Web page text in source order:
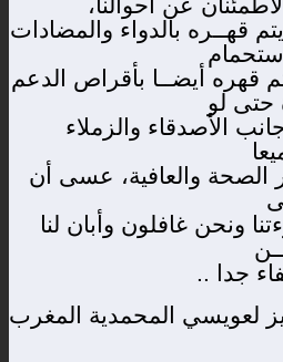
عن أحوالنا،
قهــره بالدواء والمضادات
قهره أيضــا بأقراص الدعم
حتى لو
الأصدقاء والزملاء
الصحة والعافية، عسى أن
ونحن غافلون وأبان لنا
جدا ..
لعويسي المحمدية المغرب